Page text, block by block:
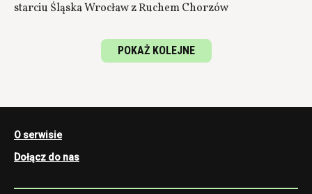
starciu Śląska Wrocław z Ruchem Chorzów
POKAŻ KOLEJNE
O serwisie
Dołącz do nas